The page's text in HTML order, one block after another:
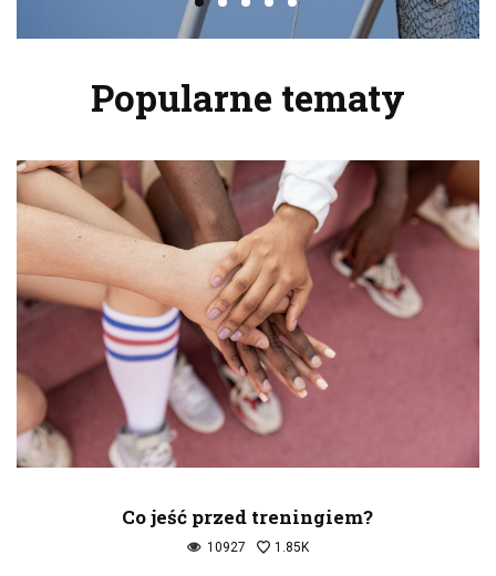
Popularne tematy
Co jeść przed treningiem?
10927 1.85K